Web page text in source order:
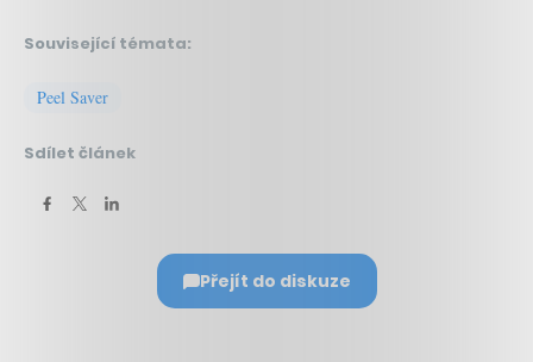
Související témata:
Peel Saver
Sdílet článek
Přejít do diskuze